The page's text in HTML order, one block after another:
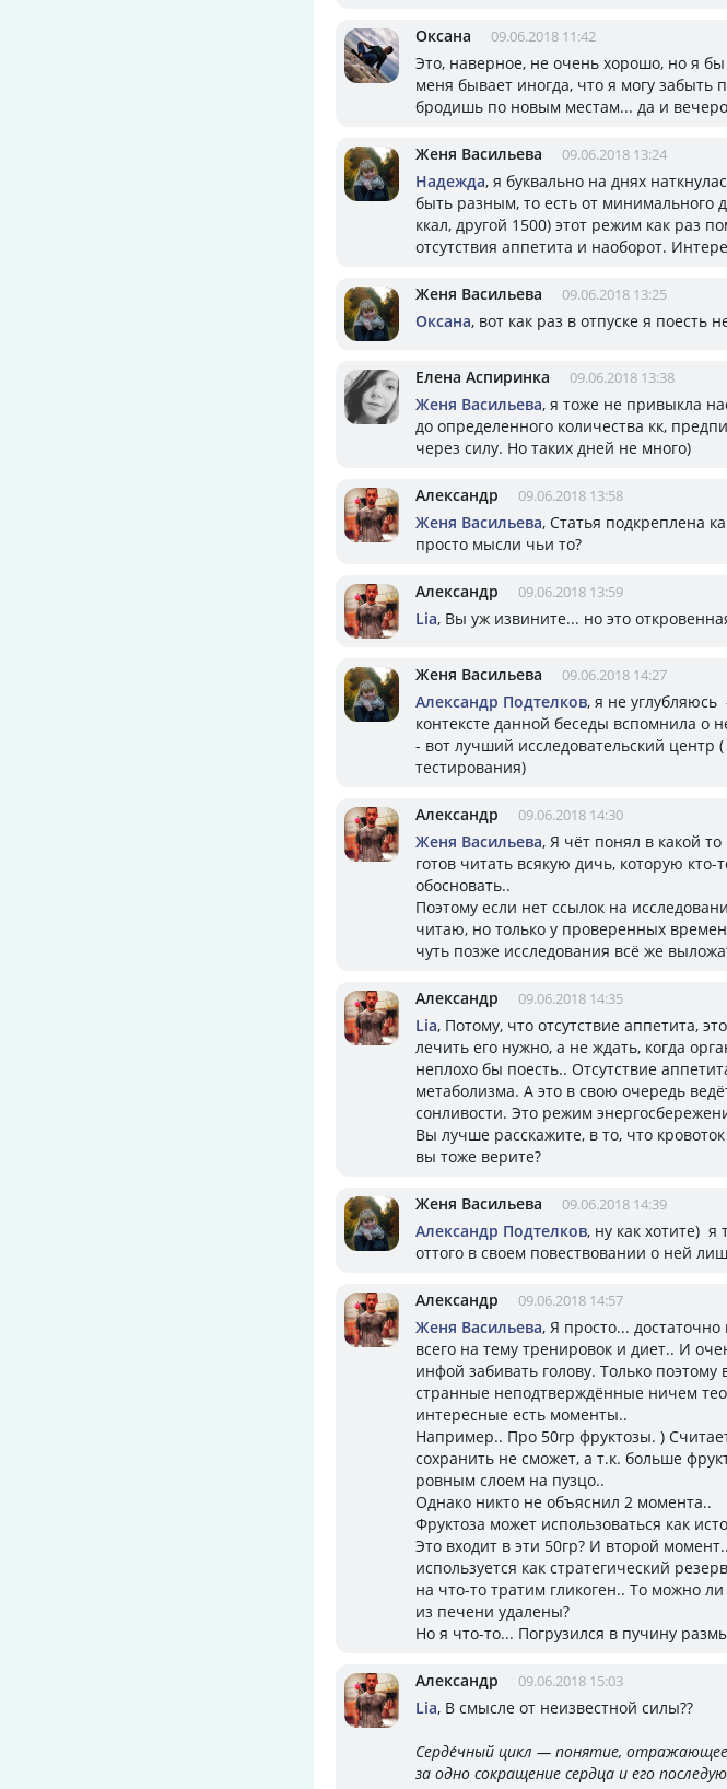
Оксана 09.06.2018 11:42
Это, наверное, не очень хорошо, но я
меня бывает иногда, что я могу забыть
бродишь по новым местам... да и
Женя Васильева 09.06.2018 13:24
Надежда, я буквально на днях
быть разным, то есть от минимального
ккал, другой 1500) этот режим как раз
отсутствия аппетита и наоборот.
Женя Васильева 09.06.2018 13:25
Оксана, вот как раз в отпуске я поесть
Елена Аспиринка 09.06.2018 13:38
Женя Васильева, я тоже не привыкла
до определенного количества кк,
через силу. Но таких дней не много)
Александр 09.06.2018 13:58
Женя Васильева, Статья подкреплена
просто мысли чьи то?
Александр 09.06.2018 13:59
Lia, Вы уж извините... но это
Женя Васильева 09.06.2018 14:27
Александр Подтелков, я не углубляюсь
контексте данной беседы вспомнила о
- вот лучший исследовательский центр
тестирования)
Александр 09.06.2018 14:30
Женя Васильева, Я чёт понял в какой
готов читать всякую дичь, которую
обосновать..
Поэтому если нет ссылок на
читаю, но только у проверенных
чуть позже исследования всё же
Александр 09.06.2018 14:35
Lia, Потому, что отсутствие аппетита,
лечить его нужно, а не ждать, когда
неплохо бы поесть.. Отсутствие
метаболизма. А это в свою очередь
сонливости. Это режим
Вы лучше расскажите, в то, что
вы тоже верите?
Женя Васильева 09.06.2018 14:39
Александр Подтелков, ну как хотите)
оттого в своем повествовании о ней
Александр 09.06.2018 14:57
Женя Васильева, Я просто...
всего на тему тренировок и диет.. И
инфой забивать голову. Только
странные неподтверждённые ничем
интересные есть моменты..
Например.. Про 50гр фруктозы. )
сохранить не сможет, а т.к. больше
ровным слоем на пузцо..
Однако никто не объяснил 2 момента..
Фруктоза может использоваться как
Это входит в эти 50гр? И второй
используется как стратегический
на что-то тратим гликоген.. То можно
из печени удалены?
Но я что-то... Погрузился в пучину
Александр 09.06.2018 15:03
Lia, В смысле от неизвестной силы??
Серде́чный цикл — понятие, отражающее
за одно сокращение сердца и его